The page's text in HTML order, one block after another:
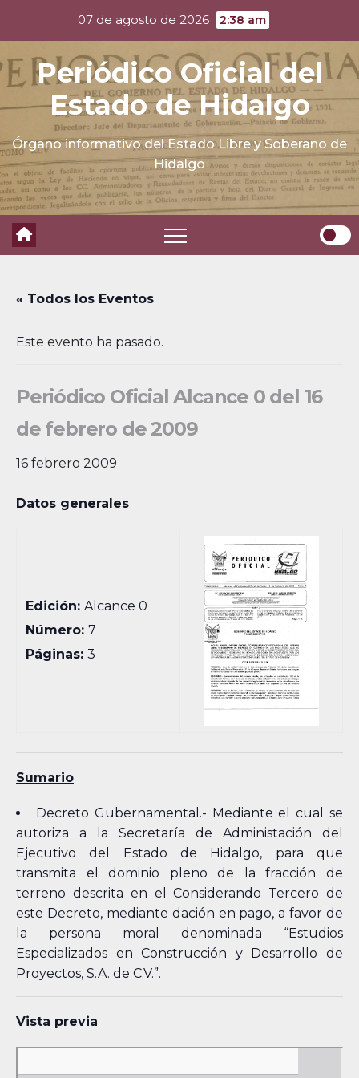
content
07 de agosto de 2026 2:38 am
Periódico Oficial del
Estado de Hidalgo
Órgano informativo del Estado Libre y Soberano de
Hidalgo
« Todos los Eventos
Este evento ha pasado.
Periódico Oficial Alcance 0 del 16
de febrero de 2009
16 febrero 2009
Datos generales
Edición:Alcance 0
Número:7
Páginas:3
Sumario
Decreto Gubernamental.- Mediante el cual se
autoriza a la Secretaría de Administación del
Ejecutivo del Estado de Hidalgo, para que
transmita el dominio pleno de la fracción de
terreno descrita en el Considerando Tercero de
este Decreto, mediante dación en pago, a favor de
la persona moral denominada “Estudios
Especializados en Construcción y Desarrollo de
Proyectos, S.A. de C.V.”.
Vista previa
Skip